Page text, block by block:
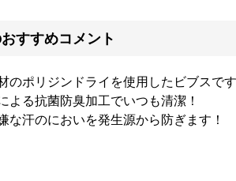
すすめコメント
のポリジンドライを使用したビブスです
よる抗菌防臭加工でいつも清潔！
な汗のにおいを発生源から防ぎます！